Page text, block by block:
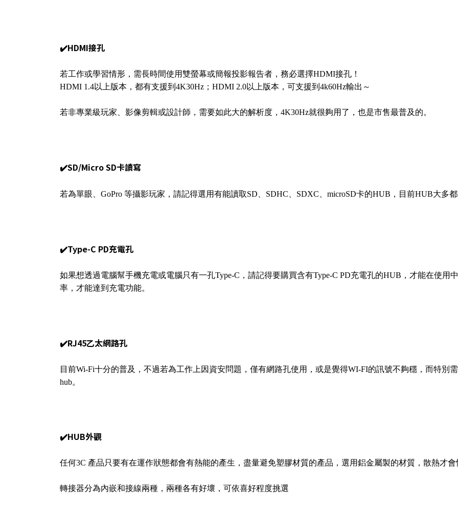
✔️HDMI接孔
若工作或學習情形，需長時間使用雙螢幕或簡報投影報告者，務必選擇HDMI接孔！
HDMI 1.4以上版本，都有支援到4K30Hz；HDMI 2.0以上版本，可支援到4k60Hz輸出～
若非專業級玩家、影像剪輯或設計師，需要如此大的解析度，4K30Hz就很夠用了，也是市售最普及的。
✔️SD/Micro SD卡讀寫
若為單眼、GoPro 等攝影玩家，請記得選用有能讀取SD、SDHC、SDXC、microSD卡的HUB，目前HUB大多都
✔️Type-C PD充電孔
如果想透過電腦幫手機充電或電腦只有一孔Type-C，請記得要購買含有Type-C PD充電孔的HUB，才能在使用
率，才能達到充電功能。
✔️RJ45乙太網路孔
目前Wi-Fi十分的普及，不過若為工作上因資安問題，僅有網路孔使用，或是覺得WI-FI的訊號不夠穩，而特別
hub。
✔️HUB外觀
任何3C 產品只要有在運作狀態都會有熱能的產生，盡量避免塑膠材質的產品，選用鋁金屬製的材質，散熱才會
轉接器分為內嵌和接線兩種，兩種各有好壞，可依喜好程度挑選